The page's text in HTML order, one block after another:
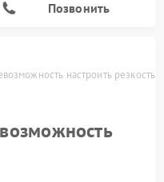
Позвонить
настроить резкость